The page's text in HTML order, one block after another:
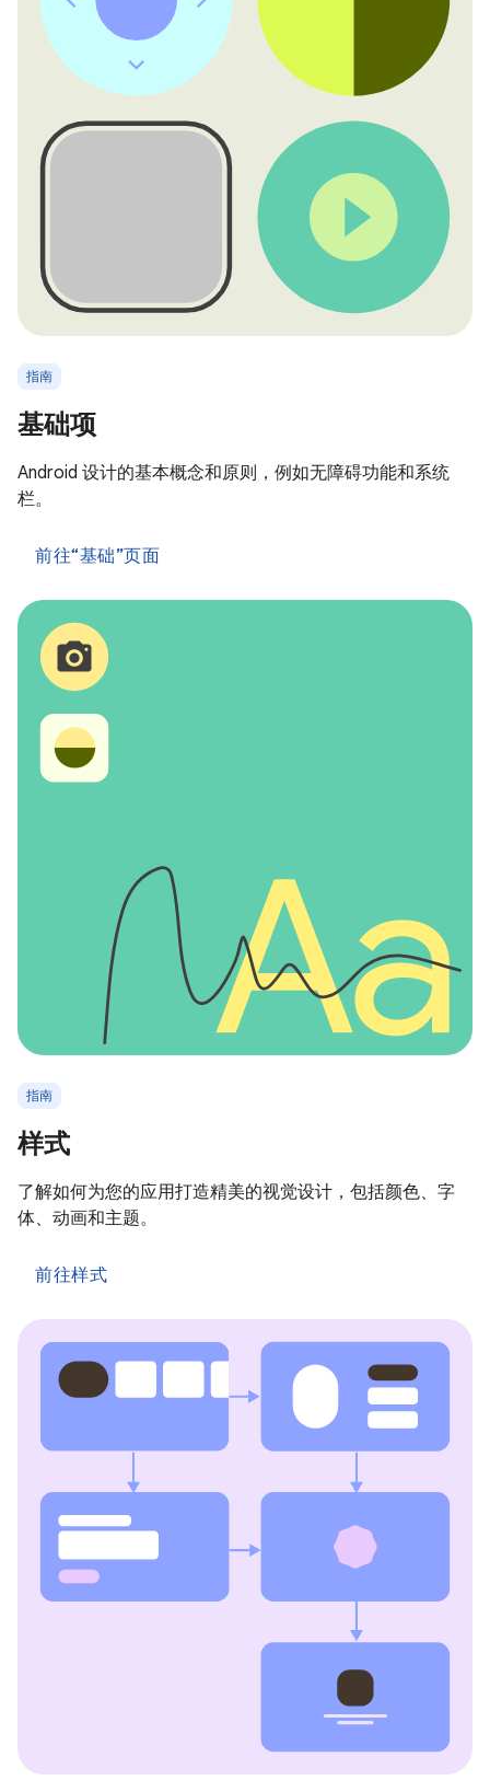
指南
基础项
Android 设计的基本概念和原则，例如无障碍功能和系统
栏。
前往“基础”页面
指南
样式
了解如何为您的应用打造精美的视觉设计，包括颜色、字
体、动画和主题。
前往样式